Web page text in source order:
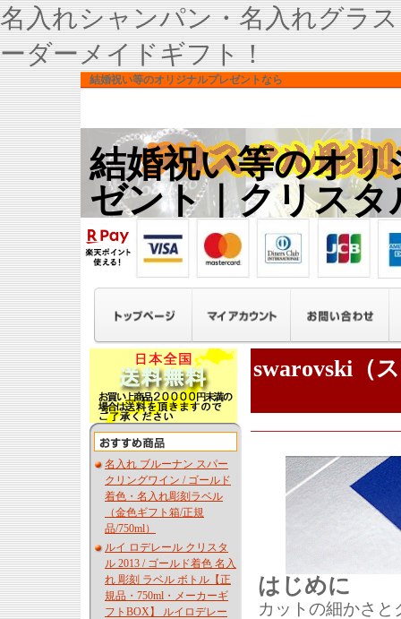
名入れシャンパン・名入れグラ
ーダーメイドギフト！
結婚祝い等のオリジナルプレゼントなら
結婚祝い等のオリ
ゼント｜クリスタ
名入れ ブルーナン スパー
クリングワイン / ゴールド
着色・名入れ彫刻ラベル
（金色ギフト箱/正規
品/750ml）
ルイ ロデレール クリスタ
ル 2013 / ゴールド着色 名入
れ 彫刻 ラベル ボトル【正
規品・750ml・メーカーギ
フトBOX】 ルイロデレー
swarovski（
はじめに
カットの細かさ